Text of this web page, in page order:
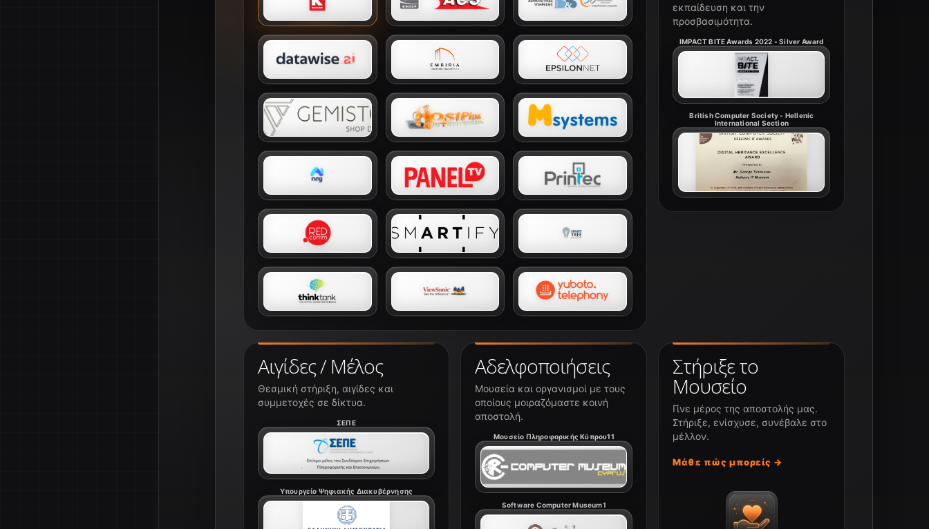
Αδελφοποιήσεις
Μουσεία και οργανισμοί με τους
οποίους μοιραζόμαστε κοινή
αποστολή.
Μουσείο Πληροφορικής Κύπρου11
Software Computer Museum1
Αιγίδες / Μέλος
Θεσμική στήριξη, αιγίδες και
συμμετοχές σε δίκτυα.
ΣΕΠΕ
Υπουργείο Ψηφιακής Διακυβέρνησης
εκπαίδευση και την
προσβασιμότητα.
IMPACT BITE Awards 2022 - Silver Award
British Computer Society - Hellenic
International Section
Στήριξε το
Μουσείο
Γίνε μέρος της αποστολής μας.
Στήριξε, ενίσχυσε, συνέβαλε στο
μέλλον.
Μάθε πώς μπορείς →